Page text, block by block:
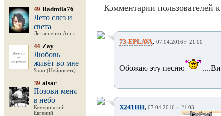
49 Radmila76
Лето слез и
света
Литвиненко Анна
44 Zay
Любовь
живёт во мне
Suno (Нейросеть)
39 alsar
Позови меня
в небо
Кемеровский
Евгений
Комментарии пользователей
73-EPLAVA, 07.04.2016 г. 21:00
Обожаю эту песню
X241HH, 07.04.2016 г. 21:03